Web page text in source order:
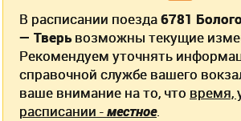
В расписании поезда6781
— Тверь возможны текущие
Рекомендуем уточнять
справочной службе вашего
ваше внимание на то, что время,
расписании -местное.